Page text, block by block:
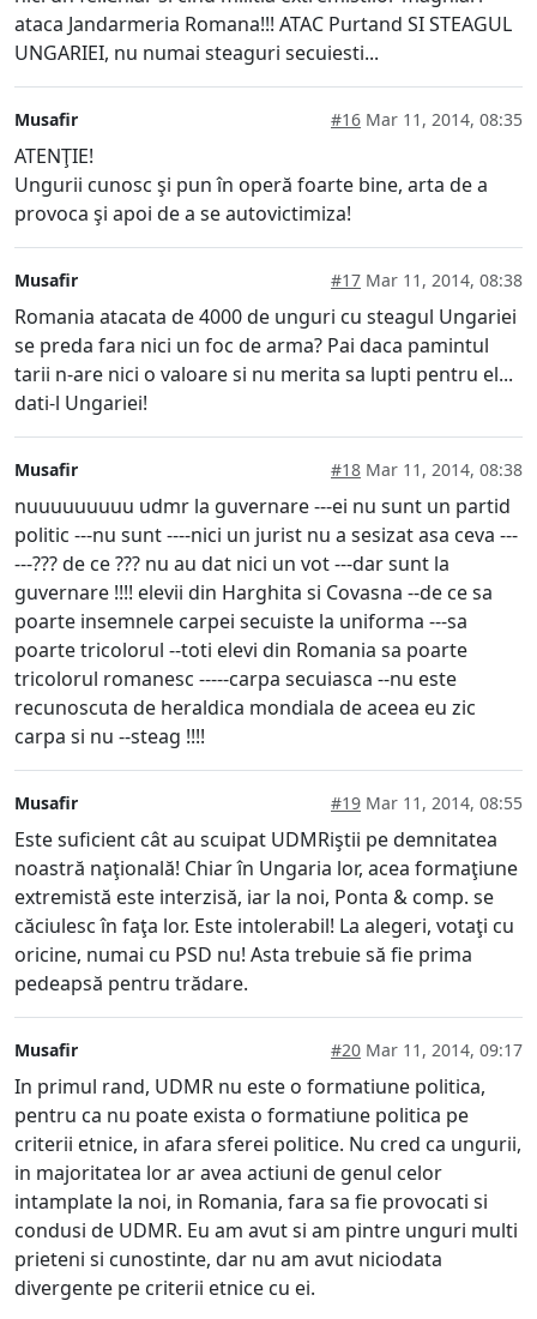
ataca Jandarmeria Romana!!! ATAC Purtand SI STEAGUL
UNGARIEI, nu numai steaguri secuiesti...
Musafir #16 Mar 11, 2014, 08:35
ATENŢIE!
Ungurii cunosc şi pun în operă foarte bine, arta de a
provoca şi apoi de a se autovictimiza!
Musafir #17 Mar 11, 2014, 08:38
Romania atacata de 4000 de unguri cu steagul Ungariei
se preda fara nici un foc de arma? Pai daca pamintul
tarii n-are nici o valoare si nu merita sa lupti pentru el...
dati-l Ungariei!
Musafir #18 Mar 11, 2014, 08:38
nuuuuuuuuu udmr la guvernare ---ei nu sunt un partid
politic ---nu sunt ----nici un jurist nu a sesizat asa ceva ---
---??? de ce ??? nu au dat nici un vot ---dar sunt la
guvernare !!!! elevii din Harghita si Covasna --de ce sa
poarte insemnele carpei secuiste la uniforma ---sa
poarte tricolorul --toti elevi din Romania sa poarte
tricolorul romanesc -----carpa secuiasca --nu este
recunoscuta de heraldica mondiala de aceea eu zic
carpa si nu --steag !!!!
Musafir #19 Mar 11, 2014, 08:55
Este suficient cât au scuipat UDMRiştii pe demnitatea
noastră naţională! Chiar în Ungaria lor, acea formaţiune
extremistă este interzisă, iar la noi, Ponta & comp. se
căciulesc în faţa lor. Este intolerabil! La alegeri, votaţi cu
oricine, numai cu PSD nu! Asta trebuie să fie prima
pedeapsă pentru trădare.
Musafir #20 Mar 11, 2014, 09:17
In primul rand, UDMR nu este o formatiune politica,
pentru ca nu poate exista o formatiune politica pe
criterii etnice, in afara sferei politice. Nu cred ca ungurii,
in majoritatea lor ar avea actiuni de genul celor
intamplate la noi, in Romania, fara sa fie provocati si
condusi de UDMR. Eu am avut si am pintre unguri multi
prieteni si cunostinte, dar nu am avut niciodata
divergente pe criterii etnice cu ei.